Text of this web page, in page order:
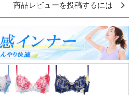
商品レビューを投稿するには